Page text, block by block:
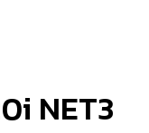
NET3